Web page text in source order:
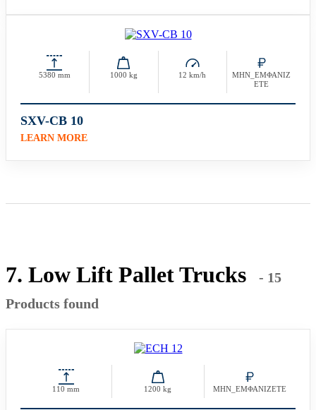
5380 mm 1000 kg 12 km/h
ΜΗΝ_ΕΜΦΑΝΙΖ
ΕΤΕ
SXV-CB 10
LEARN MORE
7. Low Lift Pallet Trucks
- 15
Products found
110 mm 1200 kg ΜΗΝ_ΕΜΦΑΝΙΖΕΤΕ